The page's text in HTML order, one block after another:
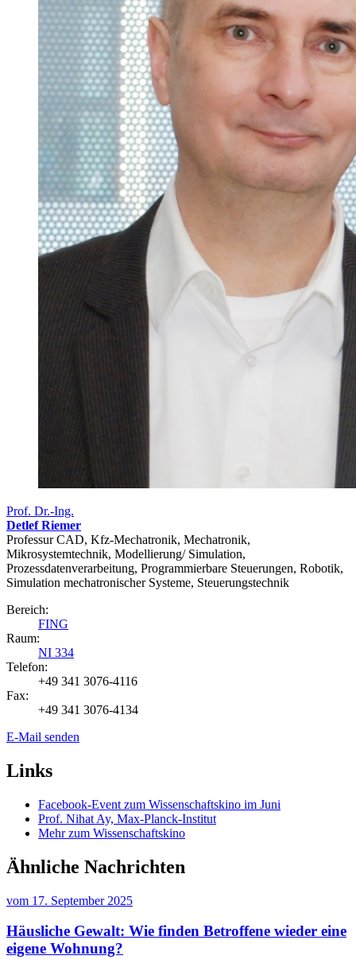
Prof. Dr.-Ing.
Detlef Riemer
Professur CAD, Kfz-Mechatronik, Mechatronik,
Mikrosystemtechnik, Modellierung/ Simulation,
Prozessdatenverarbeitung, Programmierbare Steuerungen, Robotik,
Simulation mechatronischer Systeme, Steuerungstechnik
Bereich:
FING
Raum:
NI 334
Telefon:
+49 341 3076-4116
Fax:
+49 341 3076-4134
E-Mail senden
Links
Facebook-Event zum Wissenschaftskino im Juni
Prof. Nihat Ay, Max-Planck-Institut
Mehr zum Wissenschaftskino
Ähnliche Nachrichten
vom 17. September 2025
Häusliche Gewalt: Wie finden Betroffene wieder eine
eigene Wohnung?